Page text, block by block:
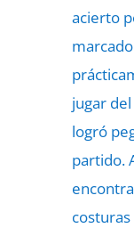
acierto
jugar
logró
partido.